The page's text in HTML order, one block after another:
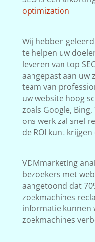
optimization
Wij hebben
te helpen uw
leveren van top
aangepast aan uw
team van
uw website hoog
zoals Google,
ons werk zal snel
de ROI kunt
VDMmarketing
bezoekers met
aangetoond dat
zoekmachines
informatie kunnen
zoekmachines